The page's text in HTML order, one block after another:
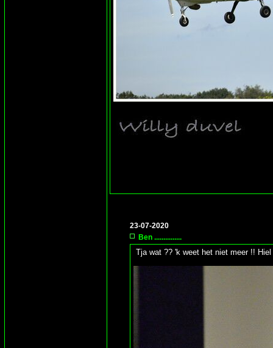
23-07-2020
Ben ...............
Tja wat ?? 'k weet het niet meer !! Hiel